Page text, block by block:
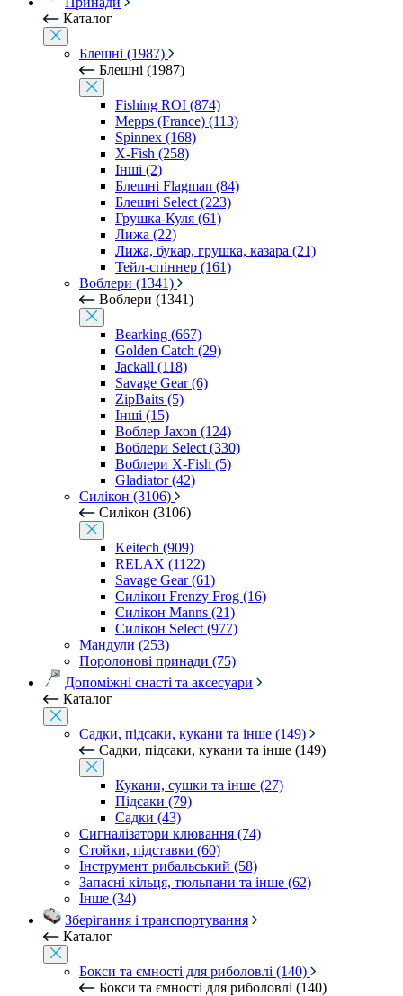
Каталог
Блешні (1987)
Блешні (1987)
Fishing ROI (874)
Mepps (France) (113)
Spinnex (168)
X-Fish (258)
Інші (2)
Блешні Flagman (84)
Блешні Select (223)
Грушка-Куля (61)
Лижа (22)
Лижа, букар, грушка, казара (21)
Тейл-спіннер (161)
Воблери (1341)
Воблери (1341)
Bearking (667)
Golden Catch (29)
Jackall (118)
Savage Gear (6)
ZipBaits (5)
Інші (15)
Воблер Jaxon (124)
Воблери Select (330)
Воблери X-Fish (5)
Gladiator (42)
Силікон (3106)
Силікон (3106)
Keitech (909)
RELAX (1122)
Savage Gear (61)
Силікон Frenzy Frog (16)
Силікон Manns (21)
Силікон Select (977)
Мандули (253)
Поролонові принади (75)
Допоміжні снасті та аксесуари
Каталог
Садки, підсаки, кукани та інше (149)
Садки, підсаки, кукани та інше (149)
Кукани, сушки та інше (27)
Підсаки (79)
Садки (43)
Сигналізатори клювання (74)
Стойки, підставки (60)
Інструмент рибальський (58)
Запасні кільця, тюльпани та інше (62)
Інше (34)
Зберігання і транспортування
Каталог
Бокси та ємності для риболовлі (140)
Бокси та ємності для риболовлі (140)